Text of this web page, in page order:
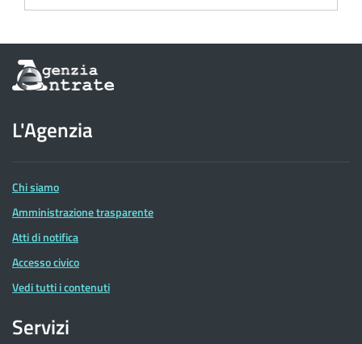
Informazioni
sul
dell'Agenzia
delle
Entrate
L'Agenzia
Chi siamo
Amministrazione trasparente
Atti di notifica
Accesso civico
Vedi tutti i contenuti
Servizi